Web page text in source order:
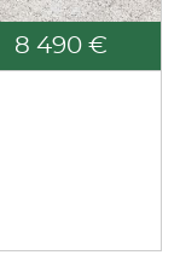
8 490 €